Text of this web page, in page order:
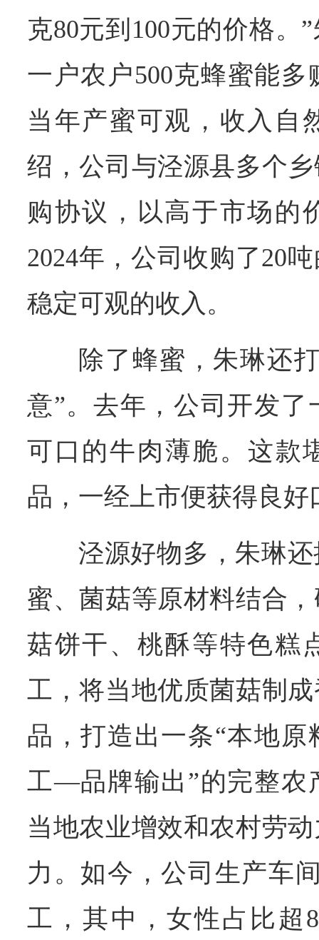
克80元到100元的价格。
一户农户500克蜂蜜能多
当年产蜜可观，收入自
绍，公司与泾源县多个
购协议，以高于市场的
2024年，公司收购了20
稳定可观的收入。
除了蜂蜜，朱琳还
意”。去年，公司开发
可口的牛肉薄脆。这款
品，一经上市便获得良好
泾源好物多，朱琳
蜜、菌菇等原材料结合
菇饼干、桃酥等特色糕
工，将当地优质菌菇制
品，打造出一条“本地
工—品牌输出”的完整农
当地农业增效和农村劳
力。如今，公司生产车
工，其中，女性占比超